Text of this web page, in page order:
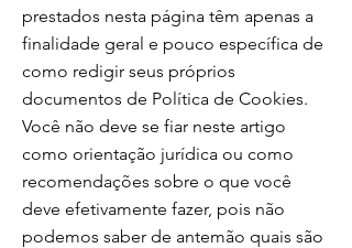
prestados nesta página têm apenas a
finalidade geral e pouco específica de
como redigir seus próprios
documentos de Política de Cookies.
Você não deve se fiar neste artigo
como orientação jurídica ou como
recomendações sobre o que você
deve efetivamente fazer, pois não
podemos saber de antemão quais são